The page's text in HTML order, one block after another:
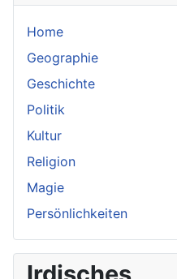
Home
Geographie
Geschichte
Politik
Kultur
Religion
Magie
Persönlichkeiten